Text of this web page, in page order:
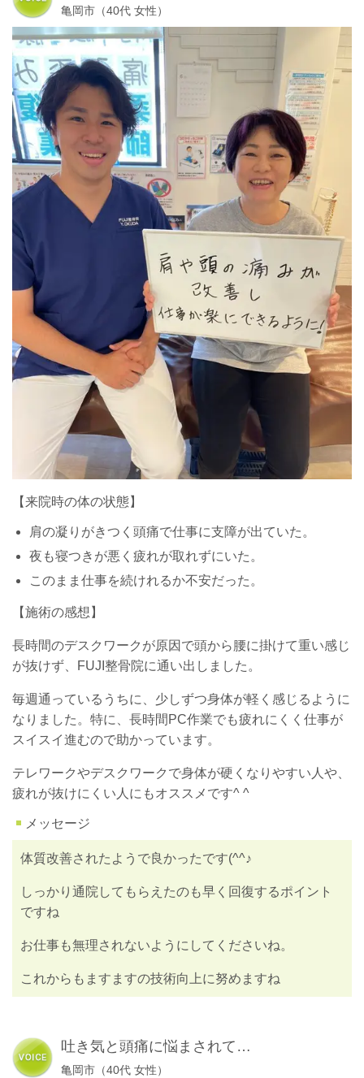
亀岡市（40代 女性）
【来院時の体の状態】
肩の凝りがきつく頭痛で仕事に支障が出ていた。
夜も寝つきが悪く疲れが取れずにいた。
このまま仕事を続けれるか不安だった。
【施術の感想】
長時間のデスクワークが原因で頭から腰に掛けて重い感じ
が抜けず、FUJI整骨院に通い出しました。
毎週通っているうちに、少しずつ身体が軽く感じるように
なりました。特に、長時間PC作業でも疲れにくく仕事が
スイスイ進むので助かっています。
テレワークやデスクワークで身体が硬くなりやすい人や、
疲れが抜けにくい人にもオススメです^ ^
メッセージ
体質改善されたようで良かったです(^^♪
しっかり通院してもらえたのも早く回復するポイント
ですね
お仕事も無理されないようにしてくださいね。
これからもますますの技術向上に努めますね
吐き気と頭痛に悩まされて…
亀岡市（40代 女性）